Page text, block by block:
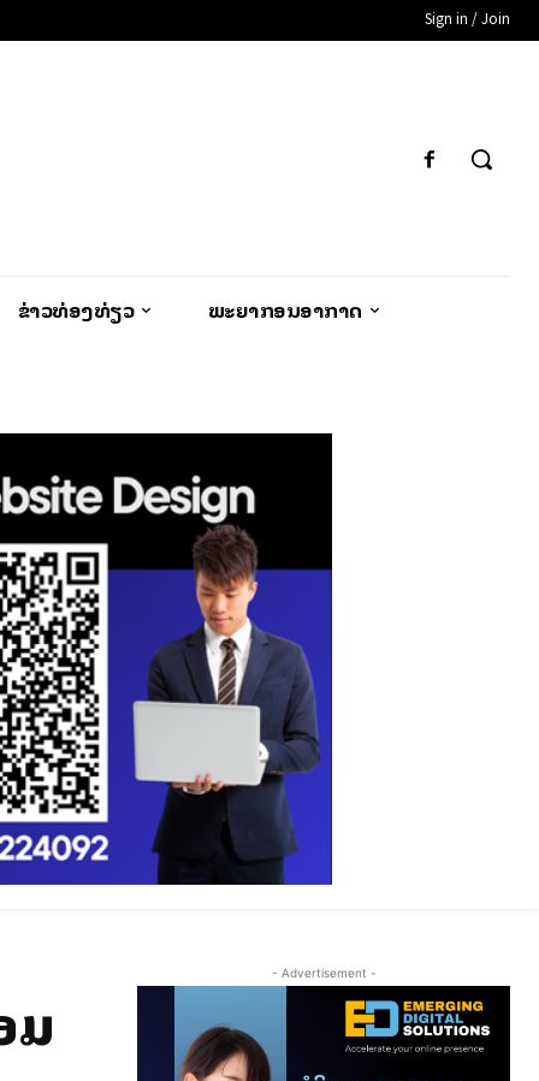
Sign in / Join
ຂ່າວທ່ອງທ່ຽວ ພະຍາກອນອາກາດ
ມ
- Advertisement -